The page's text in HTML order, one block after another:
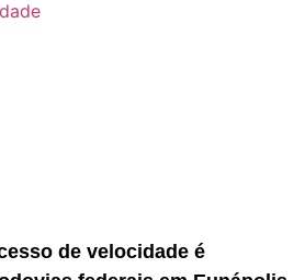
de velocidade é